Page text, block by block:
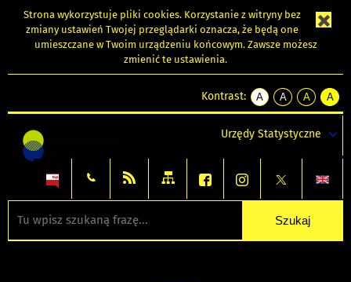
Strona wykorzystuje pliki cookies. Korzystanie z witryny bez
zmiany ustawień Twojej przeglądarki oznacza, że będą one
umieszczane w Twoim urządzeniu końcowym. Zawsze możesz
zmienić te ustawienia.
Kontrast:
A
kontrast
A
kontrast
tekst
czarnym
A
kontrast
tekst
czarnym
A
tekst
żółtym
Urzędy Statystyczne